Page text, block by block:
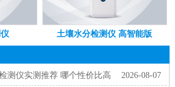
土壤水分检测仪 高智能版
2026-08-07
测仪实测推荐 哪个性价比高